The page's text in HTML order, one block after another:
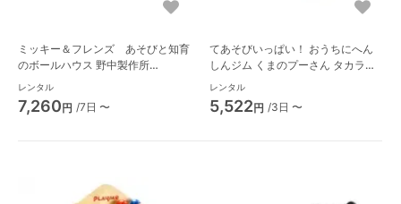
ミッキー＆フレンズ あそびと知育
のボールハウス 野中製作所
(NONAKA WORLD) テント
レンタル
7,260円 /7日 〜
てあそびいっぱい！ おうちにへん
しんジム くまのプーさん タカラト
ミー（TAKARA TOMY）
レンタル
5,522円 /3日 〜